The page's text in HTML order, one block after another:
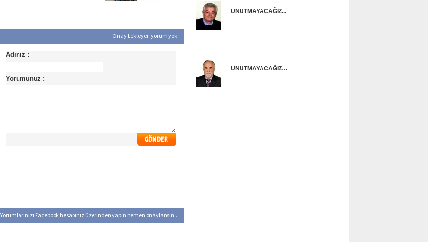
Onay bekleyen yorum yok.
Yorumlarınızı Facebook hesabınız üzerinden yapın hemen onaylansın...
UNUTMAYACAĞIZ...
UNUTMAYACAĞIZ…